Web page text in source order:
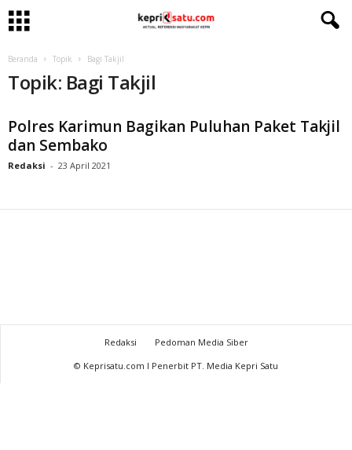
Beranda Topik Bagi Takjil
Topik: Bagi Takjil
Polres Karimun Bagikan Puluhan Paket Takjil
dan Sembako
Redaksi - 23 April 2021
Redaksi
Pedoman Media Siber
© Keprisatu.com I Penerbit PT. Media Kepri Satu